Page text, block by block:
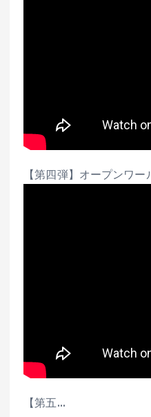
【第四弾】オープンワ
【第五…